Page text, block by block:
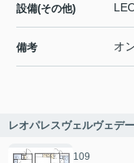
設備(その他)
備考 オ
レオパレスヴェルヴェデ
109